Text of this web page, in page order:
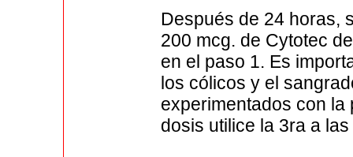
Después de 24 horas,
200 mcg. de Cytotec
en el paso 1. Es
los cólicos y el
experimentados con
dosis utilice la 3ra a